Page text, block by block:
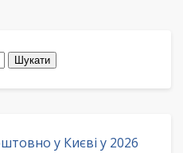
у Києві у 2026